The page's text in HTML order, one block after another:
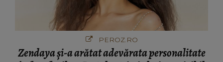
PEROZ.RO
Zendaya și-a arătat adevărata personalitate